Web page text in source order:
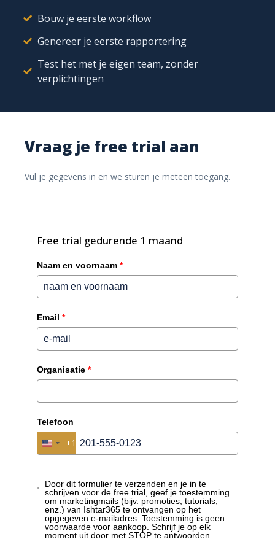
Lascertificaten makkelijk
beheren in Ishtar365.
Met Ishtar365 kun je erop vertrouwen dat je altijd op tijd
wordt geïnformeerd over vervaldatums en dat je
medewerkers beschikken over de juiste certificeringen.
workflow.
Vul jouw ERP perfect aan
met Ishtar365.
Bouw je eerste workflow
Genereer je eerste rapportering
Test het met je eigen team, zonder
verplichtingen
Vraag je free trial aan
Vul je gegevens in en we sturen je meteen toegang.
Free trial gedurende 1 maand
Naam en voornaam *
Email *
Organisatie *
Telefoon
United States +1
+1
Door dit formulier te verzenden en je in te
schrijven voor de free trial, geef je toestemming
om marketingmails (bijv. promoties, tutorials,
enz.) van Ishtar365 te ontvangen op het
opgegeven e-mailadres. Toestemming is geen
voorwaarde voor aankoop. Schrijf je op elk
moment uit door met STOP te antwoorden.